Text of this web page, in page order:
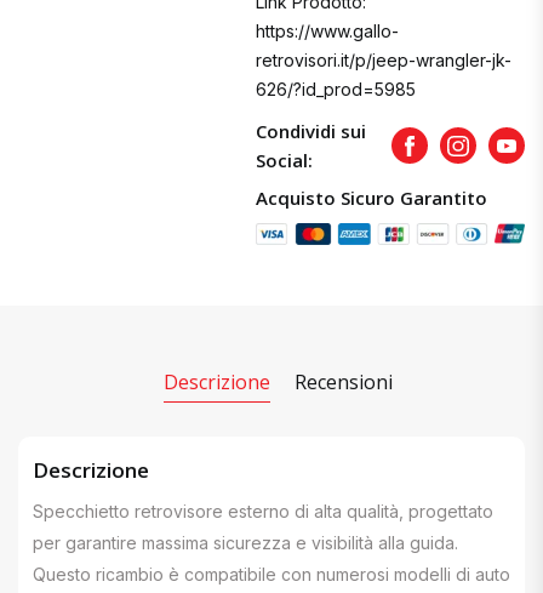
https://www.gallo-
retrovisori.it/p/jeep-wrangler-jk-
626/?id_prod=5985
Condividi sui
Social:
FacebookInstagram
Acquisto Sicuro Garantito
Descrizione Recensioni
Descrizione
Specchietto retrovisore esterno di alta qualità, progettato
per garantire massima sicurezza e visibilità alla guida.
Questo ricambio è compatibile con numerosi modelli di auto